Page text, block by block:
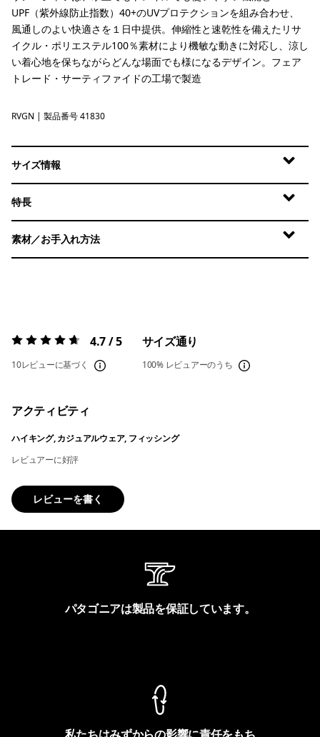
UPF（紫外線防止指数）40+のUVプロテクションを組み合わせ、
風通しのよい快適さを１日中提供。伸縮性と速乾性を備えたリサ
イクル・ポリエステル100％素材により機敏な動きに対応し、涼し
い着心地を保ちながらどんな場面でも様になるデザイン。フェア
トレード・サーティファイドの工場で製造
River Rock Green
RVGN | 製品番号 41830
サイズ情報
特長
素材／お手入れ方法
評価:4.7 / 5 4.7 / 5
10レビューに基づく
サイズ通り
100% レビュアーのうち
アクティビティ
ハイキング, カジュアルウェア, フィッシング
レビュアーに好評
レビューを書く
パタゴニアは製品を保証しています。